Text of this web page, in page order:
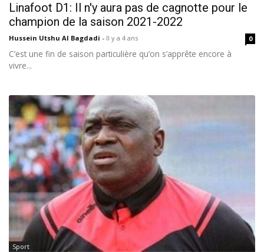
Linafoot D1: Il n'y aura pas de cagnotte pour le
champion de la saison 2021-2022
Hussein Utshu Al Bagdadi - Il y a 4 ans 0
C’est une fin de saison particulière qu’on s’apprête encore à
vivre...
Sport